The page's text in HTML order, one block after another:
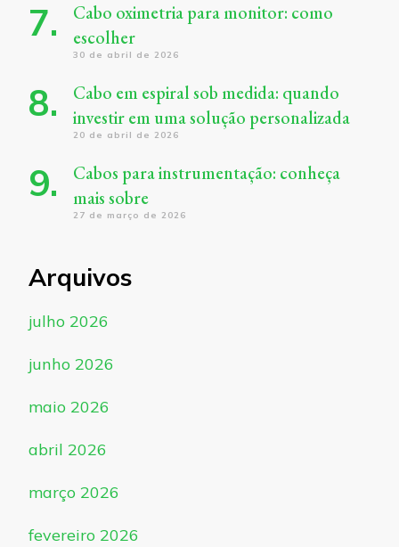
Cabo oximetria para monitor: como
escolher
30 de abril de 2026
Cabo em espiral sob medida: quando
investir em uma solução personalizada
20 de abril de 2026
Cabos para instrumentação: conheça
mais sobre
27 de março de 2026
Arquivos
julho 2026
junho 2026
maio 2026
abril 2026
março 2026
fevereiro 2026